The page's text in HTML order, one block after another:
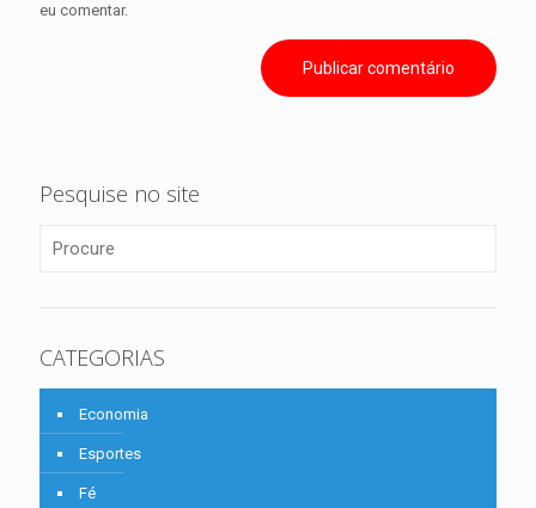
eu comentar.
Pesquise no site
CATEGORIAS
Economia
Esportes
Fé